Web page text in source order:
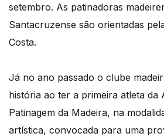
setembro. As patinadoras
Santacruzense são orientadas
Costa.
Já no ano passado o clube
história ao ter a primeira atleta da
Patinagem da Madeira, na
artística, convocada para uma